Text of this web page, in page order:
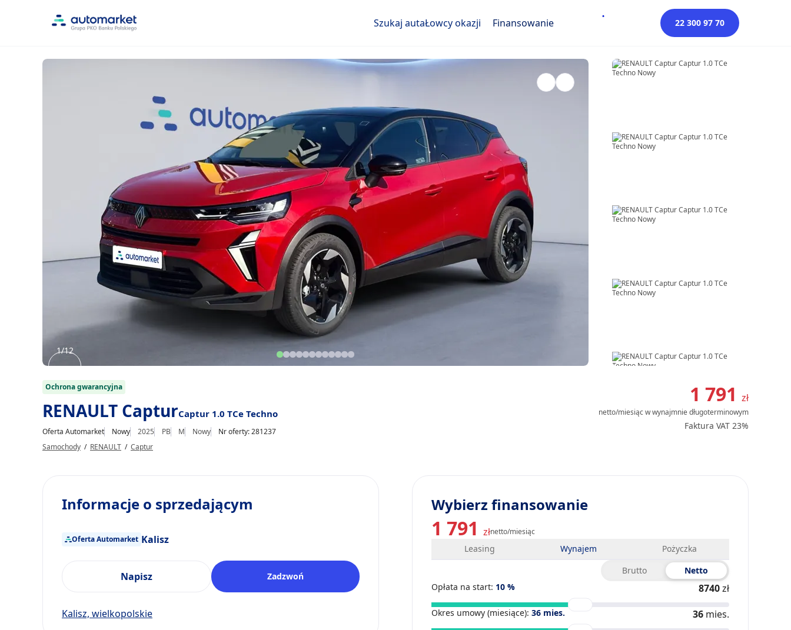
Szukaj autaŁowcy okazji Finansowanie 22 300 97 70
1
12
1/12
12
Ochrona gwarancyjna
RENAULT CapturCaptur 1.0 TCe Techno
Oferta Automarket Nowy 2025 PB M Nowy
Nr oferty: 281237
Samochody / RENAULT / Captur
1 791 zł
netto/miesiącw wynajmnie długoterminowym
Faktura VAT 23%
Wybierz finansowanie
1 791 złnetto/miesiąc
Leasing Wynajem
Pożyczka
Brutto
Netto
Opłata na start: 10 % 8740zł
Okres umowy (miesiące): 36 mies. 36 mies.
Informacje o sprzedającym
Oferta Automarket Kalisz
Napisz Zadzwoń
Kalisz, wielkopolskie